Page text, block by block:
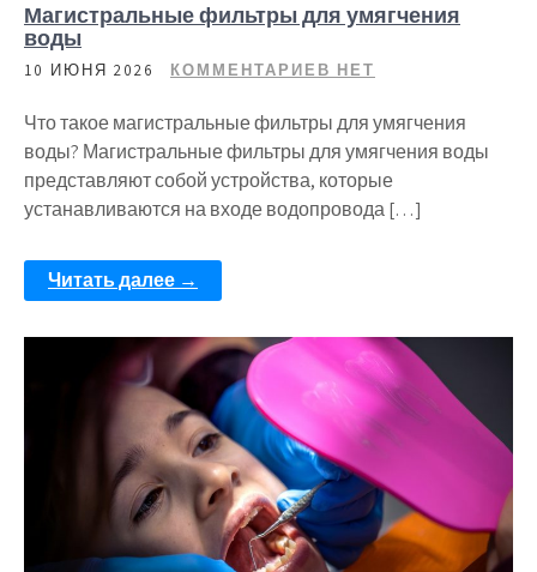
Магистральные фильтры для умягчения
воды
10 ИЮНЯ 2026 КОММЕНТАРИЕВ НЕТ
Что такое магистральные фильтры для умягчения
воды? Магистральные фильтры для умягчения воды
представляют собой устройства, которые
устанавливаются на входе водопровода […]
Читать далее →